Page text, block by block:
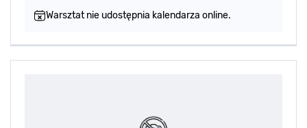
Warsztat nie udostępnia kalendarza online.